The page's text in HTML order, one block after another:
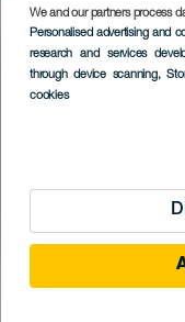
We and our partners process
Personalised advertising and
research and services
through device scanning,
cookies
Imagen
Listado